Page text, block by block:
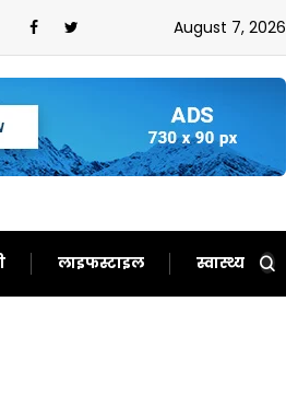
बेचारा August 7, 2026
लाइफस्टाइल स्वास्थ्य